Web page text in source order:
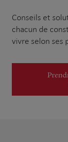
Conseils et
chacun de
vivre selon ses